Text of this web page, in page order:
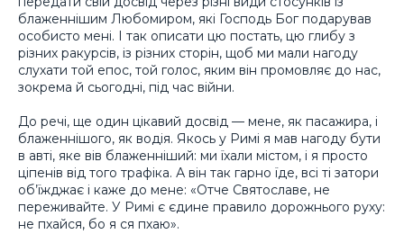
блаженнішим Любомиром, які Господь Бог подарував
особисто мені. І так описати цю постать, цю глибу з
різних ракурсів, із різних сторін, щоб ми мали нагоду
слухати той епос, той голос, яким він промовляє до нас,
зокрема й сьогодні, під час війни.
До речі, ще один цікавий досвід — мене, як пасажира, і
блаженнішого, як водія. Якось у Римі я мав нагоду бути
в авті, яке вів блаженніший: ми їхали містом, і я просто
ціпенів від того трафіка. А він так гарно їде, всі ті затори
об’їжджає і каже до мене: «Отче Святославе, не
переживайте. У Римі є єдине правило дорожнього руху:
не пхайся, бо я ся пхаю».